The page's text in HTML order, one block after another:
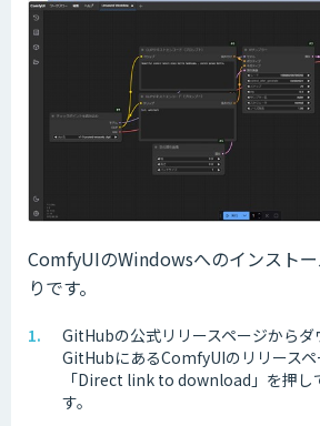
ComfyUIのWindowsへのインスト
りです。
GitHubの公式リリースページからダ
GitHubにあるComfyUIのリリースペ
「Direct link to download」を押し
す。